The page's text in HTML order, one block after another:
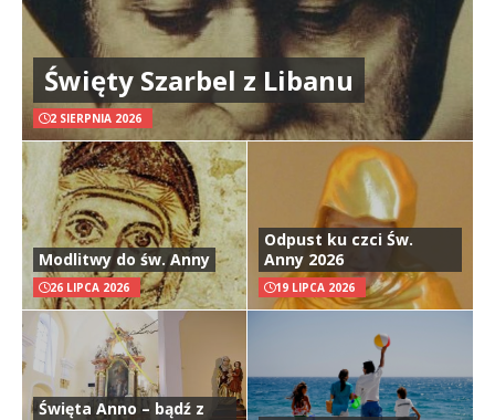
Święty Szarbel z Libanu
2 SIERPNIA 2026
Modlitwy do św. Anny
26 LIPCA 2026
Odpust ku czci Św.
Anny 2026
19 LIPCA 2026
Święta Anno – bądź z